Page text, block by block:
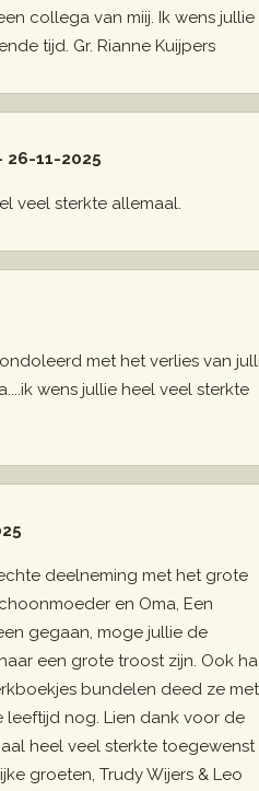
collega van miij. Ik wens jullie
tijd. Gr. Rianne Kuijpers
26-11-2025
veel sterkte allemaal.
met het verlies van
wens jullie heel veel sterkte
deelneming met het grote
en Oma, Een
gegaan, moge jullie de
een grote troost zijn. Ook
bundelen deed ze met
nog. Lien dank voor de
heel veel sterkte toegewenst
groeten, Trudy Wijers & Leo